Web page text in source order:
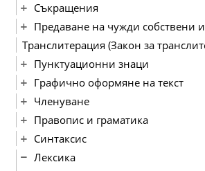
Съкращения
Предаване на чужди собствени
Транслитерация (Закон за
Пунктуационни знаци
Графично оформяне на текст
Членуване
Правопис и граматика
Синтаксис
Лексика